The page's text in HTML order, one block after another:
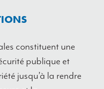
constituent une
publique et
jusqu’à la rendre